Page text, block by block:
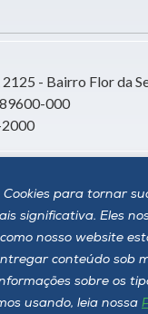
Cookies para tornar
significativa. Eles
nosso website
conteúdo sob
sobre os
usando, leia nossa
2125 - Bairro Flor da
89600-000